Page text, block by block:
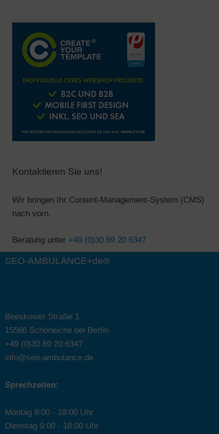
Kontaktieren Sie uns!
Wir bringen Ihr Content-Management-System (CMS)
nach vorn.
Beratung unter +49 (0)30 69 20 6347
SEO-AMBULANCE+de®
Beeskower Straße 1
15566 Schöneiche bei Berlin
+49 (0)30 69 20 6347
info@seo-ambulance.de
Sprechzeiten:
Montag 9:00 - 18:00 Uhr
Dienstag 9:00 - 18:00 Uhr